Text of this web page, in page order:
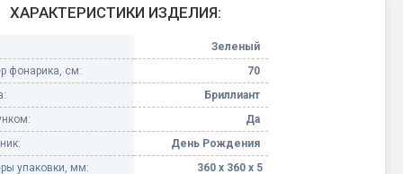
Небесные фонарики
Оборудование для
спецэффектов
ХАРАКТЕРИСТИКИ ИЗДЕЛИЯ:
Зеленый
фонарика, см:
70
Бриллиант
Да
День Рождения
упаковки, мм:
360 х 360 х 5